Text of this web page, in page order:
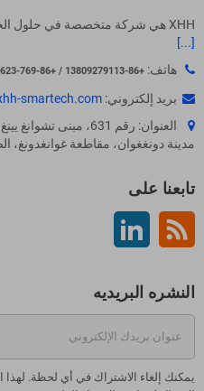
XHH هي شركة متخصصة في حلول الختم مع أكثر من 15 عامًا من الخبرة.
[...]
هاتف: +86-13809279113 / +86-769-83288623
بريد إلكتروني: smartech.com
مدينة دونغغوان، مقاطعة غوانغدونغ، الصين،
تابعنا على
Rss
النشره البريديه
يمكنك إلغاء الاشتراك في أي لحظة.